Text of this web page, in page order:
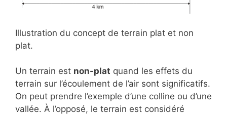
Illustration du concept de terrain plat et non
plat.
Un terrain est non-plat quand les effets du
terrain sur l’écoulement de l’air sont significatifs.
On peut prendre l’exemple d’une colline ou d’une
vallée. À l’opposé, le terrain est considéré